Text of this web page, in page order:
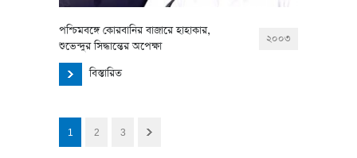
পশ্চিমবঙ্গে কোরবানির বাজারে হাহাকার,
শুভেন্দুর সিদ্ধান্তের অপেক্ষা
২০০৩
বিস্তারিত
1 2 3